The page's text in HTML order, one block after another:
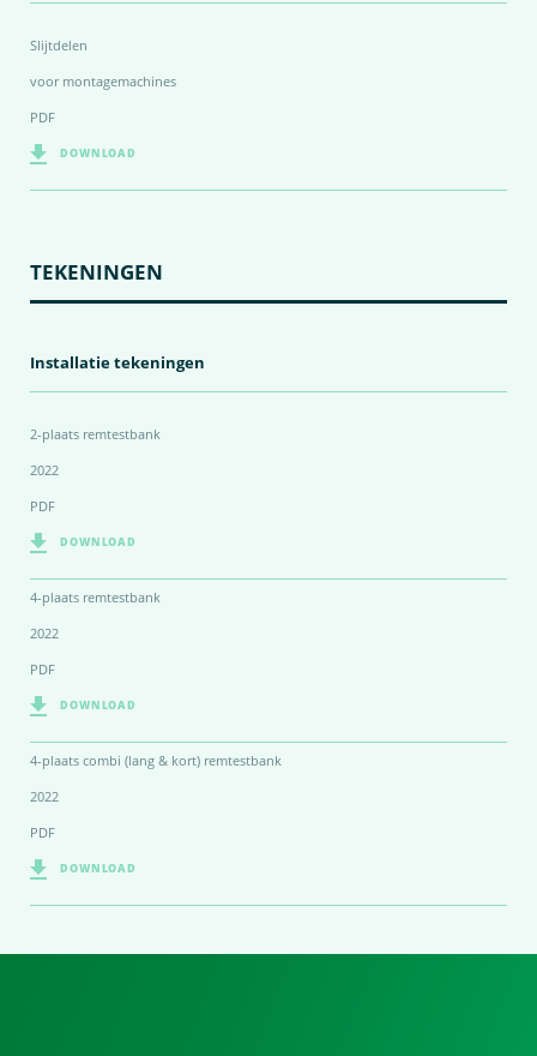
Slijtdelen
voor montagemachines
PDF
DOWNLOAD
TEKENINGEN
Installatie tekeningen
2-plaats remtestbank
2022
PDF
DOWNLOAD
4-plaats remtestbank
2022
PDF
DOWNLOAD
4-plaats combi (lang & kort) remtestbank
2022
PDF
DOWNLOAD